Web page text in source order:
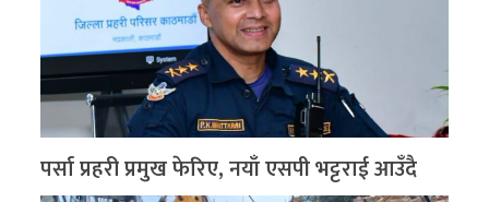
पर्सा प्रहरी प्रमुख फेरिए, नयाँ एसपी भट्टराई आउँदै